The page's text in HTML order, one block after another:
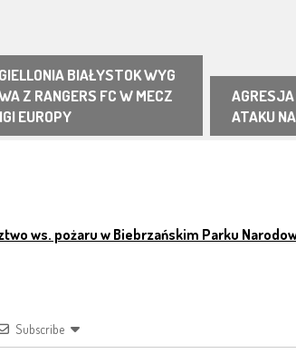
BIAŁYSTOK WYG
Z RANGERS FC W MECZ
EUROPY
ATAKU
PO
ws. pożaru w Biebrzańskim Parku
Subscribe